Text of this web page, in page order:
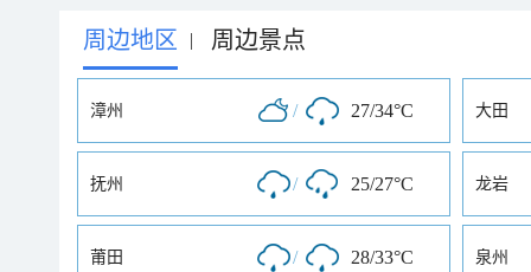
周边地区 | 周边景点
漳州 / 27/34°C 大田
抚州 / 25/27°C 龙岩
莆田 / 28/33°C 泉州